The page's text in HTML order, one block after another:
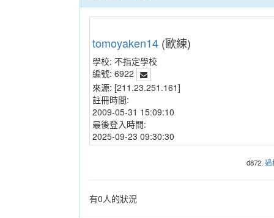
tomoyaken14 (歐練)
學校: 不指定學校
編號: 6922
來源: [211.23.251.161]
註冊時間:
2009-05-31 15:09:10
最後登入時間:
2025-09-23 09:30:30
d872.過
有0人的狀況